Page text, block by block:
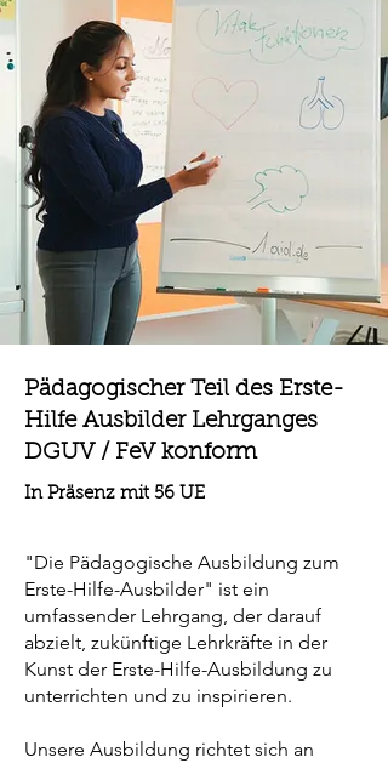
Pädagogischer Teil des Erste-
Hilfe Ausbilder Lehrganges
DGUV / FeV konform
In Präsenz mit 56 UE
"Die Pädagogische Ausbildung zum
Erste-Hilfe-Ausbilder" ist ein
umfassender Lehrgang, der darauf
abzielt, zukünftige Lehrkräfte in der
Kunst der Erste-Hilfe-Ausbildung zu
unterrichten und zu inspirieren.
Unsere Ausbildung richtet sich an